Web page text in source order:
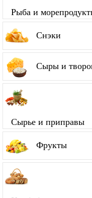
Рыба и
Снэки
Сыры и
Сырье и приправы
Фрукты